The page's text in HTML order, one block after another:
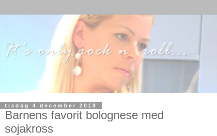
tisdag 4 december 2018
Barnens favorit bolognese med
sojakross